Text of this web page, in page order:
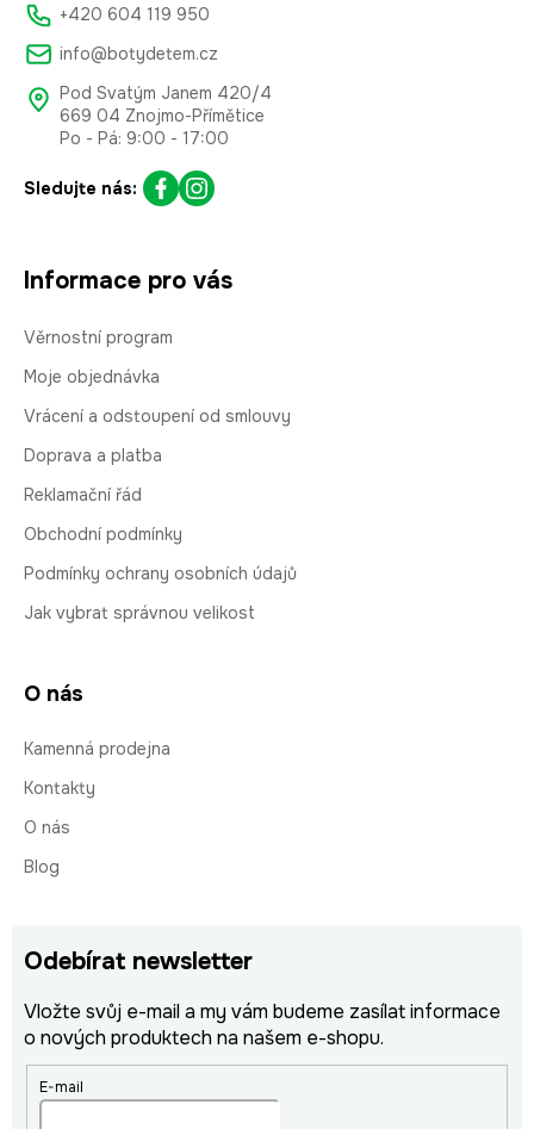
+420 604 119 950
info@botydetem.cz
Pod Svatým Janem 420/4
669 04 Znojmo-Přímětice
Po - Pá: 9:00 - 17:00
Sledujte nás:
Informace pro vás
Věrnostní program
Moje objednávka
Vrácení a odstoupení od smlouvy
Doprava a platba
Reklamační řád
Obchodní podmínky
Podmínky ochrany osobních údajů
Jak vybrat správnou velikost
O nás
Kamenná prodejna
Kontakty
O nás
Blog
Odebírat newsletter
Vložte svůj e-mail a my vám budeme zasílat informace
o nových produktech na našem e-shopu.
E-mail